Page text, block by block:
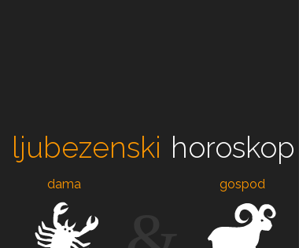
ljubezenski horoskop
dama gospod